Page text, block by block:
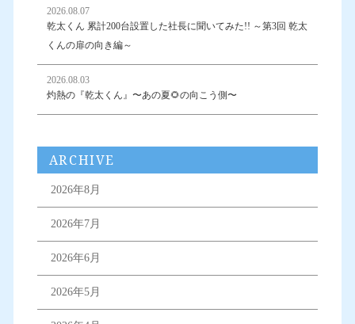
2026.08.07
乾太くん 累計200台設置した社長に聞いてみた!! ～第3回 乾太
くんの扉の向き編～
2026.08.03
灼熱の『乾太くん』〜あの夏🌻の向こう側〜
ARCHIVE
2026年8月
2026年7月
2026年6月
2026年5月